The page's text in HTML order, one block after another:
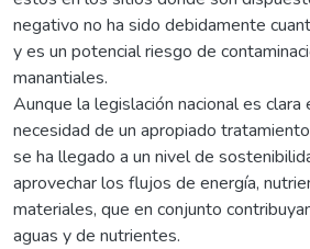
negativo no ha sido debidamente
y es un potencial riesgo de
manantiales.
Aunque la legislación nacional es clara
necesidad de un apropiado
se ha llegado a un nivel de
aprovechar los flujos de energía,
materiales, que en conjunto
aguas y de nutrientes.